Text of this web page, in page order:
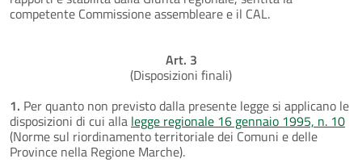
competente Commissione assembleare e il CAL.
Art. 3
(Disposizioni finali)
1. Per quanto non previsto dalla presente legge si applicano le
disposizioni di cui alla legge regionale 16 gennaio 1995, n. 10
(Norme sul riordinamento territoriale dei Comuni e delle
Province nella Regione Marche).